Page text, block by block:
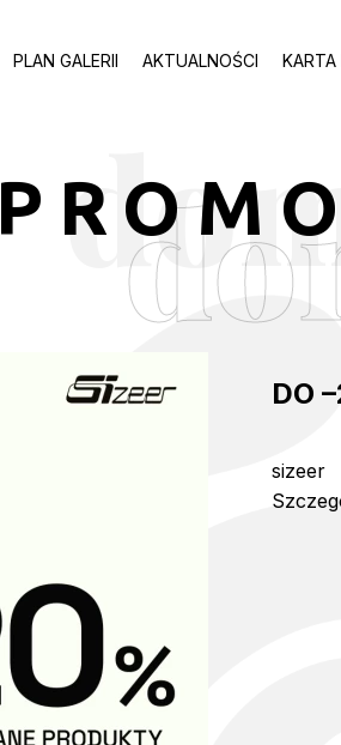
PLAN GALERII AKTUALNOŚCI KARTA
DO
sizeer